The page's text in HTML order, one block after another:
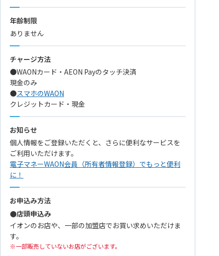
年齢制限
ありません
チャージ方法
●WAONカード・AEON Payのタッチ決済
現金のみ
●スマホのWAON
クレジットカード・現金
お知らせ
個人情報をご登録いただくと、さらに便利なサービスを
ご利用いただけます。
電子マネーWAON会員（所有者情報登録）でもっと便利
に！
お申込み方法
●店頭申込み
イオンのお店や、一部の加盟店でお買い求めいただけま
す。
一部販売していないお店がございます。